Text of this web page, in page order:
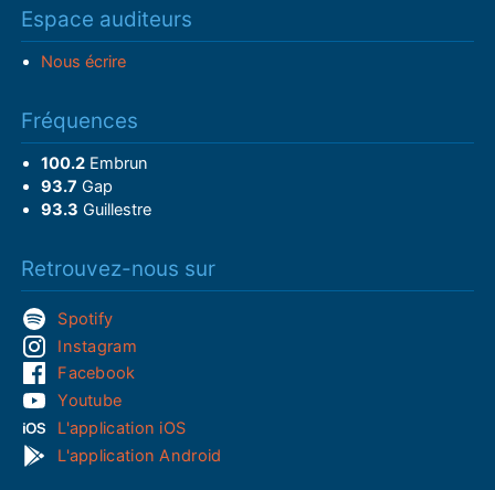
Espace auditeurs
Nous écrire
Fréquences
100.2Embrun
93.7 Gap
93.3 Guillestre
Retrouvez-nous sur
Spotify
Instagram
Facebook
Youtube
L'application iOS
L'application Android